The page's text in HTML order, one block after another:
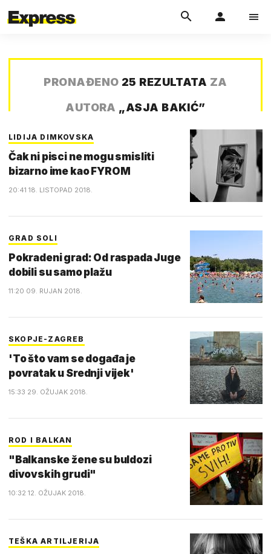
PRONAĐENO 25 REZULTATA ZA
AUTORA „ASJA BAKIĆ”
LIDIJA DIMKOVSKA
Čak ni pisci ne mogu smisliti
bizarno ime kao FYROM
20:41 18. LISTOPAD 2018.
GRAD SOLI
Pokradeni grad: Od raspada Juge
dobili su samo plažu
11:20 09. RUJAN 2018.
SKOPJE-ZAGREB
'To što vam se događa je
povratak u Srednji vijek'
15:33 29. OŽUJAK 2018.
ROD I BALKAN
"Balkanske žene su buldozi
divovskih grudi"
10:32 12. OŽUJAK 2018.
TEŠKA ARTILJERIJA